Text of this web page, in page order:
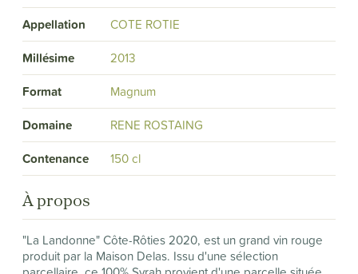
Appellation
COTE ROTIE
Millésime
2013
Format
Magnum
Domaine
RENE ROSTAING
Contenance
150 cl
À propos
"La Landonne" Côte-Rôties 2020, est un grand vin rouge
produit par la Maison Delas. Issu d'une sélection